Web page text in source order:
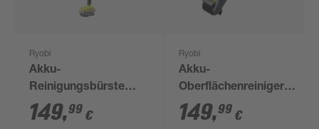
Ryobi
Akku-
Reinigungsbürste
'ONE+ R18TPS-0 '
18V ohne Akku und
149,99 €
Ryobi
Akku-
Oberflächenreiniger
'ONE+ RY18PCB-0'
18 V ohne Akku und
149,99 €